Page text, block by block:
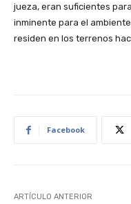
jueza, eran suficientes
inminente para el
residen en los terrenos
Facebook
ARTÍCULO ANTERIOR